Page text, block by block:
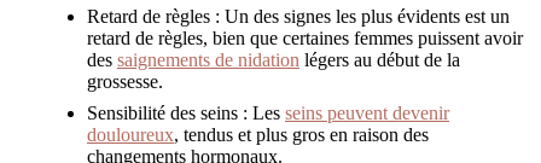
Retard de règles : Un des signes les plus évidents est un
retard de règles, bien que certaines femmes puissent avoir
des saignements de nidation légers au début de la
grossesse.
Sensibilité des seins : Les seins peuvent devenir
douloureux, tendus et plus gros en raison des
changements hormonaux.